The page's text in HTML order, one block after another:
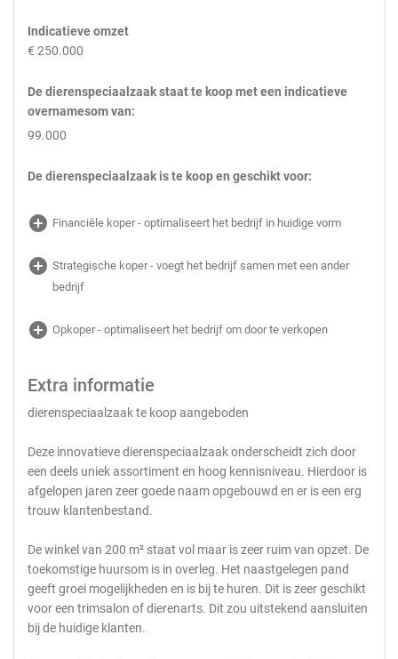
Indicatieve omzet
€ 250.000
De dierenspeciaalzaak staat te koop met een indicatieve
overnamesom van:
99.000
De dierenspeciaalzaak is te koop en geschikt voor:
add_circle Financiële koper - optimaliseert het bedrijf in huidige vorm
add_circle Strategische koper - voegt het bedrijf samen met een ander
bedrijf
add_circle Opkoper - optimaliseert het bedrijf om door te verkopen
Extra informatie
dierenspeciaalzaak te koop aangeboden
Deze innovatieve dierenspeciaalzaak onderscheidt zich door
een deels uniek assortiment en hoog kennisniveau. Hierdoor is
afgelopen jaren zeer goede naam opgebouwd en er is een erg
trouw klantenbestand.
De winkel van 200 m² staat vol maar is zeer ruim van opzet. De
toekomstige huursom is in overleg. Het naastgelegen pand
geeft groei mogelijkheden en is bij te huren. Dit is zeer geschikt
voor een trimsalon of dierenarts. Dit zou uitstekend aansluiten
bij de huidige klanten.